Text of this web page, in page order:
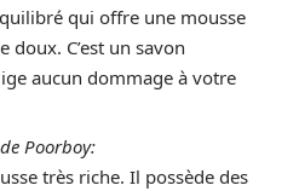
qui offre une mousse
C’est un savon
aucun dommage à votre
Poorboy:
très riche. Il possède des